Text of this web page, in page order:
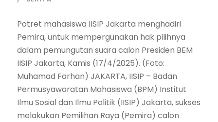
Potret mahasiswa IISIP Jakarta menghadiri
Pemira, untuk mempergunakan hak pilihnya
dalam pemungutan suara calon Presiden BEM
IISIP Jakarta, Kamis (17/4/2025). (Foto:
Muhamad Farhan) JAKARTA, IISIP – Badan
Permusyawaratan Mahasiswa (BPM) Institut
Ilmu Sosial dan Ilmu Politik (IISIP) Jakarta, sukses
melakukan Pemilihan Raya (Pemira) calon